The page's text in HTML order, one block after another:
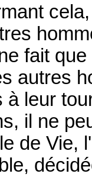
fait
autres
à leur
il ne
de Vie,